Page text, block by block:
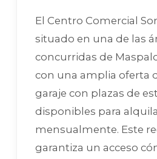
El Centro Comercial
situado en una de las
concurridas de
con una amplia oferta
garaje con plazas de
disponibles para
mensualmente. Este
garantiza un acceso